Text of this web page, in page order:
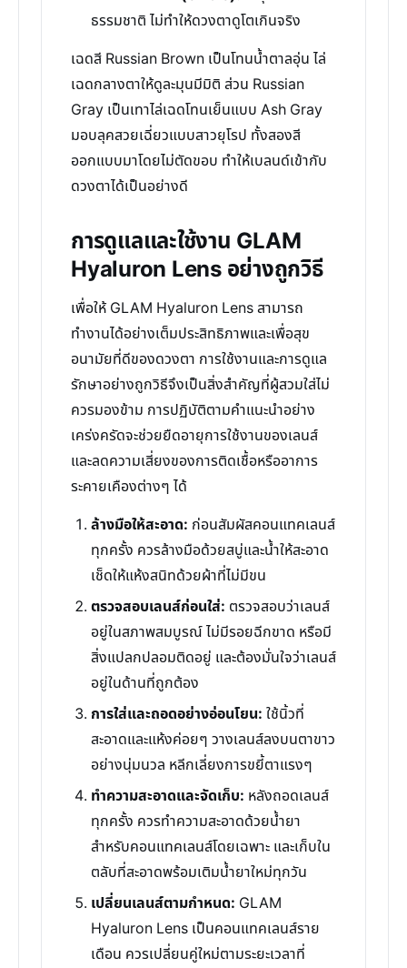
ธรรมชาติ ไม่ทำให้ดวงตาดูโตเกินจริง
เฉดสี Russian Brown เป็นโทนน้ำตาลอุ่น ไล่
เฉดกลางตาให้ดูละมุนมีมิติ ส่วน Russian
Gray เป็นเทาไล่เฉดโทนเย็นแบบ Ash Gray
มอบลุคสวยเฉี่ยวแบบสาวยุโรป ทั้งสองสี
ออกแบบมาโดยไม่ตัดขอบ ทำให้เบลนด์เข้ากับ
ดวงตาได้เป็นอย่างดี
การดูแลและใช้งาน GLAM
Hyaluron Lens อย่างถูกวิธี
เพื่อให้ GLAM Hyaluron Lens สามารถ
ทำงานได้อย่างเต็มประสิทธิภาพและเพื่อสุข
อนามัยที่ดีของดวงตา การใช้งานและการดูแล
รักษาอย่างถูกวิธีจึงเป็นสิ่งสำคัญที่ผู้สวมใส่ไม่
ควรมองข้าม การปฏิบัติตามคำแนะนำอย่าง
เคร่งครัดจะช่วยยืดอายุการใช้งานของเลนส์
และลดความเสี่ยงของการติดเชื้อหรืออาการ
ระคายเคืองต่างๆ ได้
ล้างมือให้สะอาด: ก่อนสัมผัสคอนแทคเลนส์
ทุกครั้ง ควรล้างมือด้วยสบู่และน้ำให้สะอาด
เช็ดให้แห้งสนิทด้วยผ้าที่ไม่มีขน
ตรวจสอบเลนส์ก่อนใส่: ตรวจสอบว่าเลนส์
อยู่ในสภาพสมบูรณ์ ไม่มีรอยฉีกขาด หรือมี
สิ่งแปลกปลอมติดอยู่ และต้องมั่นใจว่าเลนส์
อยู่ในด้านที่ถูกต้อง
การใส่และถอดอย่างอ่อนโยน: ใช้นิ้วที่
สะอาดและแห้งค่อยๆ วางเลนส์ลงบนตาขาว
อย่างนุ่มนวล หลีกเลี่ยงการขยี้ตาแรงๆ
ทำความสะอาดและจัดเก็บ: หลังถอดเลนส์
ทุกครั้ง ควรทำความสะอาดด้วยน้ำยา
สำหรับคอนแทคเลนส์โดยเฉพาะ และเก็บใน
ตลับที่สะอาดพร้อมเติมน้ำยาใหม่ทุกวัน
เปลี่ยนเลนส์ตามกำหนด: GLAM
Hyaluron Lens เป็นคอนแทคเลนส์ราย
เดือน ควรเปลี่ยนคู่ใหม่ตามระยะเวลาที่